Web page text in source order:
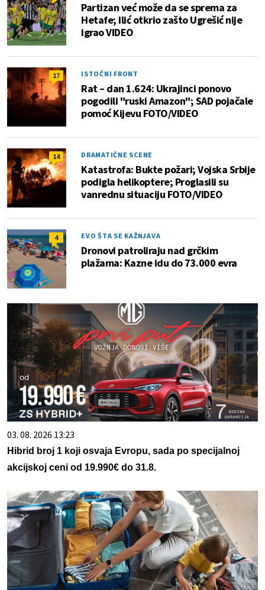
Partizan već može da se sprema za
Hetafe; Ilić otkrio zašto Ugrešić nije
igrao VIDEO
17 ISTOČNI FRONT
Rat – dan 1.624: Ukrajinci ponovo
pogodili "ruski Amazon"; SAD pojačale
pomoć Kijevu FOTO/VIDEO
14 DRAMATIČNE SCENE
Katastrofa: Bukte požari; Vojska Srbije
podigla helikoptere; Proglasili su
vanrednu situaciju FOTO/VIDEO
4 EVO ŠTA SE KAŽNJAVA
Dronovi patroliraju nad grčkim
plažama: Kazne idu do 73.000 evra
03. 08. 2026 13:23
Hibrid broj 1 koji osvaja Evropu, sada po specijalnoj
akcijskoj ceni od 19.990€ do 31.8.